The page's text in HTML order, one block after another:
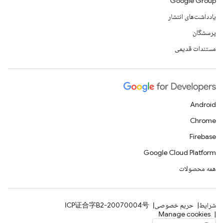
یادداشت‌های انتشار
پرسشگان
مستندات قدیمی
Android
Chrome
Firebase
Google Cloud Platform
همه محصولات
شرایط حریم خصوصی
ICP证合字B2-20070004号
Manage cookies